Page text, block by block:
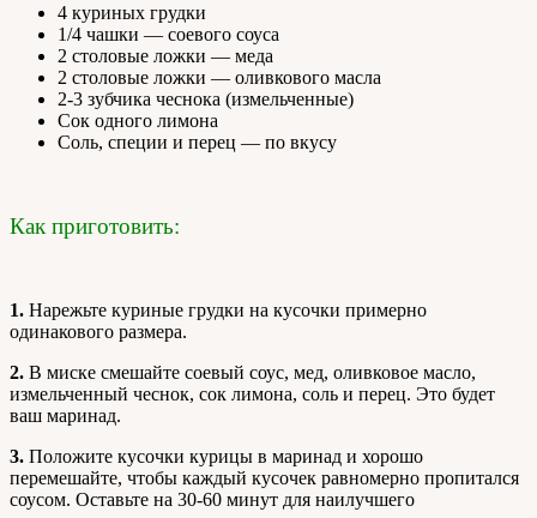
4 куриных грудки
1/4 чашки — соевого соуса
2 столовые ложки — меда
2 столовые ложки — оливкового масла
2-3 зубчика чеснока (измельченные)
Сок одного лимона
Соль, специи и перец — по вкусу
Как приготовить:
1. Нарежьте куриные грудки на кусочки примерно
одинакового размера.
2. В миске смешайте соевый соус, мед, оливковое масло,
измельченный чеснок, сок лимона, соль и перец. Это будет
ваш маринад.
3. Положите кусочки курицы в маринад и хорошо
перемешайте, чтобы каждый кусочек равномерно пропитался
соусом. Оставьте на 30-60 минут для наилучшего